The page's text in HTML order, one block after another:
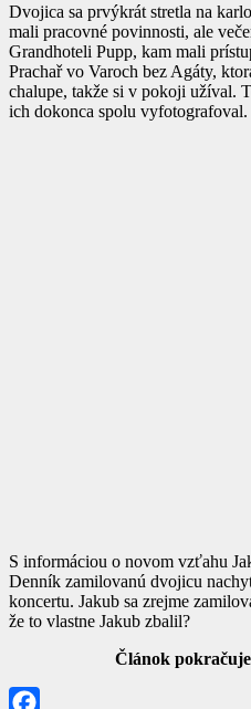
Dvojica sa prvýkrát stretla na
mali pracovné povinnosti, ale
Grandhoteli Pupp, kam mali
Prachař vo Varoch bez Agáty,
chalupe, takže si v pokoji užíval.
ich dokonca spolu vyfotografoval.
S informáciou o novom vzťahu
Denník zamilovanú dvojicu
koncertu. Jakub sa zrejme
že to vlastne Jakub zbalil?
Článok